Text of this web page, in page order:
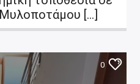
[…]
0